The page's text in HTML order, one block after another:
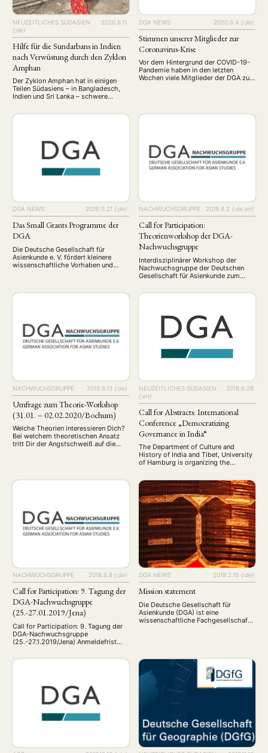
NEUZEITLICHES SÜDASIEN
2020.6.11
{:de}
Hilfe für die Sundarbans in Indien
nach Verwüstung durch den Zyklon
Amphan
Der Zyklon Amphan hat in einigen
Teilen Südasiens – in Bangladesch,
Indien und Sri Lanka – schwere
betroffen ist der indische
Südasiens – in Bangladesch, Indien
und Sri Lanka – schwere Schäden
und insgesamt mehr als 100 …
DGA NEWS 2020.6.4 {:de}
Stimmen unserer Mitglieder zur
Coronavirus-Krise
Vor dem Hintergrund der COVID-19-
Pandemie haben in den letzten
Wochen viele Mitglieder der DGA zur
beschäftigen. Vor dem Hintergrund
Artikel geschrieben, die sich …
DGA NEWS 2019.11.21 {:de}
Das Small Grants Programme der
DGA
Die Deutsche Gesellschaft für
Asienkunde e. V. fördert kleinere
wissenschaftliche Vorhaben und
Deutsche Gesellschaft für
ihrer Mitglieder bis zu einer
maximalen Summe von jeweils 1.000
€. Anträge auf Förderung können …
NACHWUCHSGRUPPE 2019.9.2 {:de:en}
Call for Participation:
Theorienworkshop der DGA-
Nachwuchsgruppe
Interdisziplinärer Workshop der
Nachwuchsgruppe der Deutschen
Gesellschaft für Asienkunde zum
Asienwissenschaften an der Ruhr-
Universität Bochum Die Anwendung
voraus, dass wir uns zu
unterschiedlichen Theorien sowie
den über sie geführten Debatten
fortbilden und uns intensiv mit den
auseinandersetzen. In der Regel
NACHWUCHSGRUPPE 2019.6.13 {:de}
Umfrage zum Theorie-Workshop
(31.01. – 02.02.2020/Bochum)
Welche Theorien interessieren Dich?
Bei welchem theoretischen Ansatz
tritt Dir der Angstschweiß auf die
Workshop an. Dieser findet
Eure Interessen, …
NEUZEITLICHES SÜDASIEN
2018.6.28
{:en}
Call for Abstracts: International
Conference „Democratizing
Governance in India“
The Department of Culture and
History of India and Tibet, University
of Hamburg is organizing the
facet of aspirational polity'. The
conference will take place on 2 and 3
November 2018 at the University of
Hamburg. Scholars are invited to
submit their paper proposals
including a) title, b) …
NACHWUCHSGRUPPE 2018.6.8 {:de}
Call for Participation: 9. Tagung der
DGA-Nachwuchsgruppe
(25.-27.01.2019/Jena)
Call for Participation: 9. Tagung der
DGA-Nachwuchsgruppe
(25.-27.1.2019/Jena) Anmeldefrist
August 2018* Die Nachwuchsgruppe
der Deutschen Gesellschaft für
Akademiehotel Jena die Tagung mit
dem Schwerpunkt „Asien:
Machtverschiebungen und soziale
Strukturen“. Ziel der Tagung ist es,
Nachwuchswissenschaftler:innen
DGA NEWS 2018.2.15 {:de}
Mission statement
Die Deutsche Gesellschaft für
Asienkunde (DGA) ist eine
wissenschaftliche Fachgesellschaft.
die aktuellen Entwicklungen in der
Region und deren Hintergründe. Die
DGA versteht sich zudem als Brücke
zwischen Wissenschaft, Politik,
Wirtschaft und Öffentlichkeit. Seit